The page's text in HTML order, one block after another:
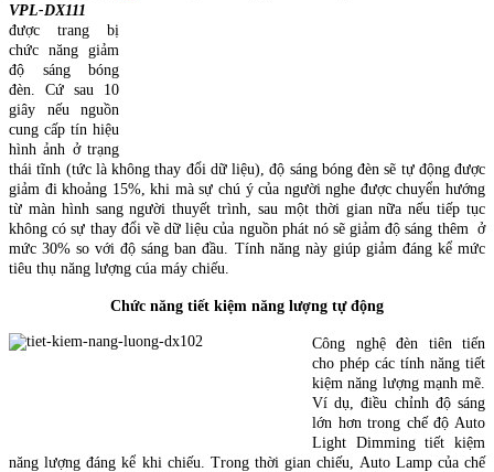
VPL-DX111
được trang bị
chức năng giảm
độ sáng bóng
đèn. Cứ sau 10
giây nếu nguồn
cung cấp tín hiệu
hình ảnh ở trạng
thái tĩnh (tức là không thay đổi dữ liệu), độ sáng bóng đèn sẽ tự động được
giảm đi khoảng 15%, khi mà sự chú ý của người nghe được chuyển hướng
từ màn hình sang người thuyết trình, sau một thời gian nữa nếu tiếp tục
không có sự thay đổi về dữ liệu của nguồn phát nó sẽ giảm độ sáng thêm ở
mức 30% so với độ sáng ban đầu. Tính năng này giúp giảm đáng kể mức
tiêu thụ năng lượng cúa máy chiếu.
Chức năng tiết kiệm năng lượng tự động
Công nghệ đèn tiên tiến
cho phép các tính năng tiết
kiệm năng lượng mạnh mẽ.
Ví dụ, điều chỉnh độ sáng
lớn hơn trong chế độ Auto
Light Dimming tiết kiệm
năng lượng đáng kể khi chiếu. Trong thời gian chiếu, Auto Lamp của chế